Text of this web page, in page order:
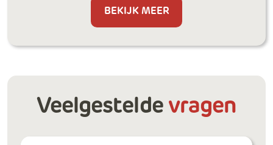
BEKIJK MEER
Veelgestelde vragen